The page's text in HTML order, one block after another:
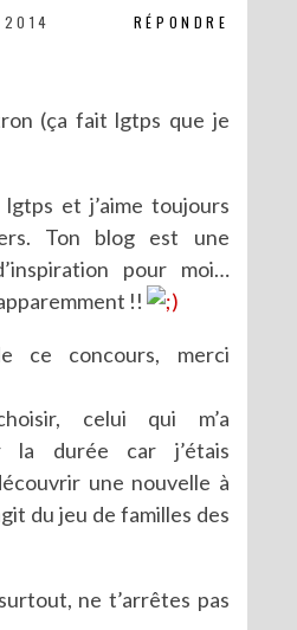
RÉPONDRE
(ça fait lgtps que je
et j’aime toujours
Ton blog est une
pour moi…
!!
ce concours, merci
celui qui m’a
la durée car j’étais
une nouvelle à
du jeu de familles des
ne t’arrêtes pas